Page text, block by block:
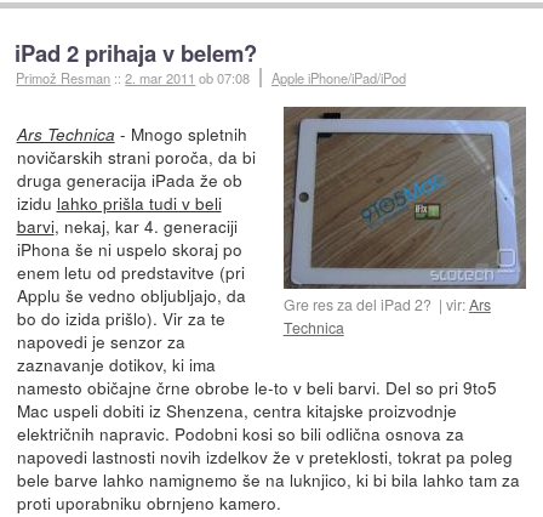
iPad 2 prihaja v belem?
Primož Resman ::2. mar 2011 ob 07:08 Apple iPhone/iPad/iPod
Gre res za del iPad 2? vir:Ars
Technica
Ars Technica - Mnogo spletnih
novičarskih strani poroča, da bi
druga generacija iPada že ob
izidu lahko prišla tudi v beli
barvi, nekaj, kar 4. generaciji
iPhona še ni uspelo skoraj po
enem letu od predstavitve (pri
Applu še vedno obljubljajo, da
bo do izida prišlo). Vir za te
napovedi je senzor za
zaznavanje dotikov, ki ima
namesto običajne črne obrobe le-to v beli barvi. Del so pri 9to5
Mac uspeli dobiti iz Shenzena, centra kitajske proizvodnje
električnih napravic. Podobni kosi so bili odlična osnova za
napovedi lastnosti novih izdelkov že v preteklosti, tokrat pa poleg
bele barve lahko namignemo še na luknjico, ki bi bila lahko tam za
proti uporabniku obrnjeno kamero.